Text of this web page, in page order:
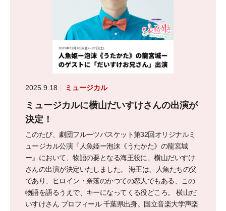
2025.9.18 ミュージカル
ミュージカルに横山だいすけさんの出演が
決定！
このたび、劇団フルーツバスケット第32回オリジナルミ
ュージカル公演『人魚姫ー泡沫《うたかた》の龍宮城
ー』において、物語の要となる海王役に、横山だいすけ
さんの出演が決定いたしました。 海王は、人魚たちの父
であり、ヒロイン・奈落のかつての恋人でもある、この
物語を語るうえで、キーになってくる役どころ。 横山だ
いすけさん プロフィール 千葉県出身。国立音楽大学声楽